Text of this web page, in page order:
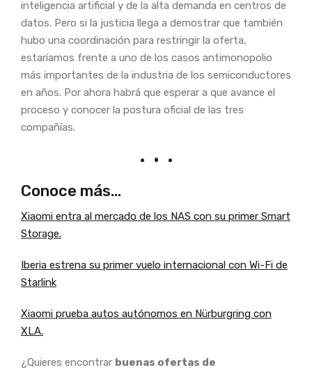
inteligencia artificial y de la alta demanda en centros de
datos. Pero si la justicia llega a demostrar que también
hubo una coordinación para restringir la oferta,
estaríamos frente a uno de los casos antimonopolio
más importantes de la industria de los semiconductores
en años. Por ahora habrá que esperar a que avance el
proceso y conocer la postura oficial de las tres
compañías.
Conoce más…
Xiaomi entra al mercado de los NAS con su primer Smart
Storage.
Iberia estrena su primer vuelo internacional con Wi-Fi de
Starlink
Xiaomi prueba autos autónomos en Nürburgring con
XLA.
¿Quieres encontrar buenas ofertas de